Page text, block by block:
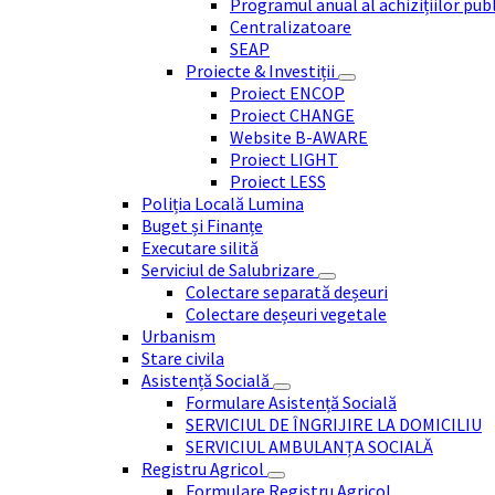
Programul anual al achizițiilor
Centralizatoare
SEAP
Proiecte & Investiții
Proiect ENCOP
Proiect CHANGE
Website B-AWARE
Proiect LIGHT
Proiect LESS
Poliția Locală Lumina
Buget și Finanțe
Executare silită
Serviciul de Salubrizare
Colectare separată deșeuri
Colectare deșeuri vegetale
Urbanism
Stare civila
Asistență Socială
Formulare Asistență Socială
SERVICIUL DE ÎNGRIJIRE LA DOMICILIU
SERVICIUL AMBULANȚA SOCIALĂ
Registru Agricol
Formulare Registru Agricol